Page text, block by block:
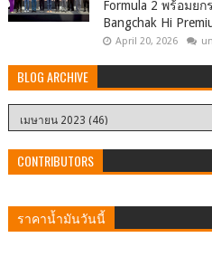
Formula 2 พร้อมย
Bangchak Hi
April 20, 2026
BLOG ARCHIVE
CONTRIBUTORS
ราคาน้ำมันวันนี้